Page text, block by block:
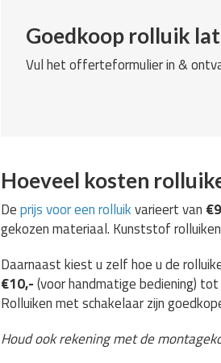
Goedkoop rolluik
Vul het offerteformulier in &
Hoeveel kosten
Deprijs voor een rolluikvarieert van
gekozen materiaal. Kunststof
Daarnaast kiest u zelf hoe u de
€10,-(voor handmatige bediening) tot
Rolluiken met schakelaar zijn
Houd ook rekening met de